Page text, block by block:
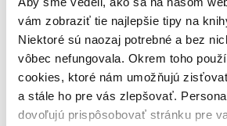
vám zobraziť tie najlepšie tipy na
Niektoré sú naozaj potrebné a bez
vôbec nefungovala. Okrem toho
cookies, ktoré nám umožňujú
a stále ho pre vás zlepšovať.
dovoľujú prispôsobovať stránku pre